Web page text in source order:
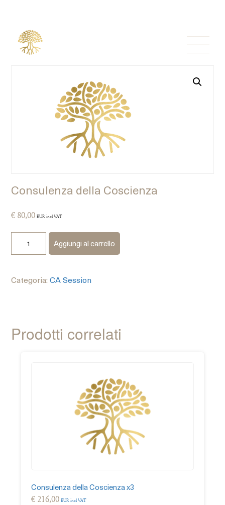
Consulenza della Coscienza
€ 80,00 EUR incl VAT
Aggiungi al carrello
Categoria:CA Session
Prodotti correlati
Consulenza della Coscienza x3
€ 216,00 EUR incl VAT